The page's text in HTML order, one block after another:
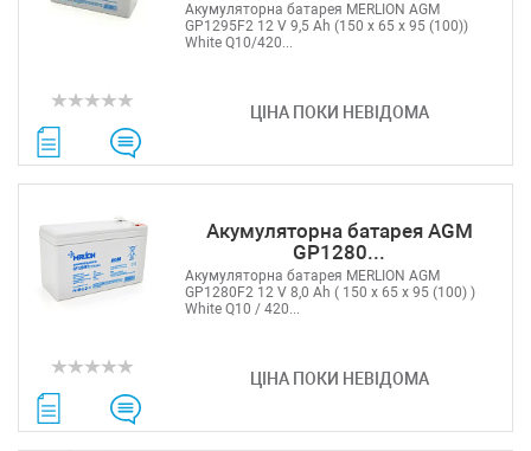
ЦІНА ПОКИ НЕВІДОМА
Акумуляторна батарея MERLION AGM
GP1295F2 12 V 9,5 Ah (150 x 65 x 95 (100))
White Q10/420...
Акумуляторна батарея AGM
GP1280...
ЦІНА ПОКИ НЕВІДОМА
Акумуляторна батарея MERLION AGM
GP1280F2 12 V 8,0 Ah ( 150 x 65 x 95 (100) )
White Q10 / 420...